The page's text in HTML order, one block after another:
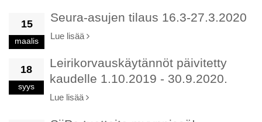
15
maalis
Seura-asujen tilaus 16.3-27.3.2020
Lue lisää
18
syys
Leirikorvauskäytännöt päivitetty
kaudelle 1.10.2019 - 30.9.2020.
Lue lisää